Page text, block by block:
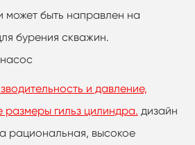
может быть направлен на
бурения скважин.
и давление,
размеры гильз цилиндра. дизайн
рациональная, высокое